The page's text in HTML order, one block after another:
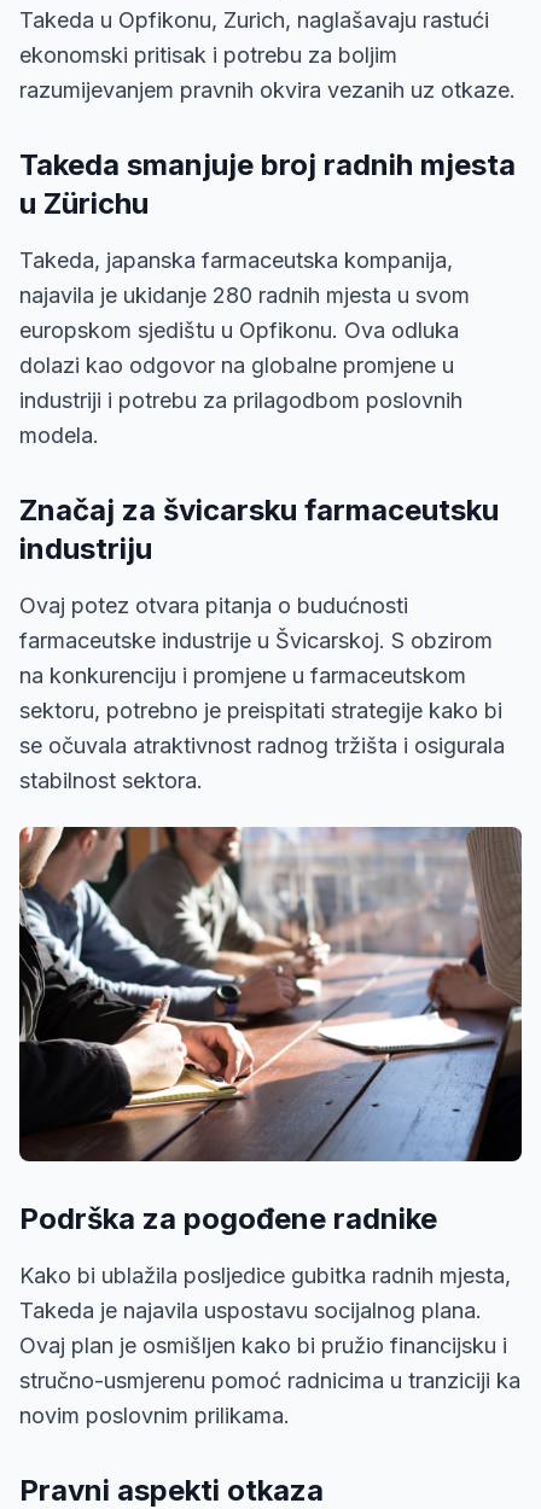
Takeda u Opfikonu, Zurich, naglašavaju rastući
ekonomski pritisak i potrebu za boljim
razumijevanjem pravnih okvira vezanih uz otkaze.
Takeda smanjuje broj radnih mjesta
u Zürichu
Takeda, japanska farmaceutska kompanija,
najavila je ukidanje 280 radnih mjesta u svom
europskom sjedištu u Opfikonu. Ova odluka
dolazi kao odgovor na globalne promjene u
industriji i potrebu za prilagodbom poslovnih
modela.
Značaj za švicarsku farmaceutsku
industriju
Ovaj potez otvara pitanja o budućnosti
farmaceutske industrije u Švicarskoj. S obzirom
na konkurenciju i promjene u farmaceutskom
sektoru, potrebno je preispitati strategije kako bi
se očuvala atraktivnost radnog tržišta i osigurala
stabilnost sektora.
Podrška za pogođene radnike
Kako bi ublažila posljedice gubitka radnih mjesta,
Takeda je najavila uspostavu socijalnog plana.
Ovaj plan je osmišljen kako bi pružio financijsku i
stručno-usmjerenu pomoć radnicima u tranziciji ka
novim poslovnim prilikama.
Pravni aspekti otkaza